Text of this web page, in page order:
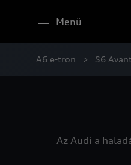
Menü
A6 e-tron S6
Az Audi a